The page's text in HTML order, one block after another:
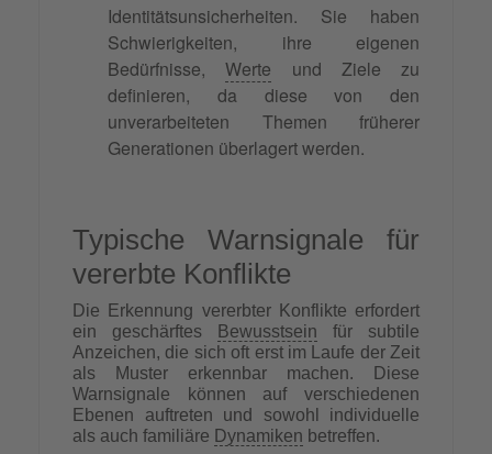
Identitätsunsicherheiten. Sie haben
Schwierigkeiten, ihre eigenen
Bedürfnisse,Werte und Ziele zu
definieren, da diese von den
unverarbeiteten Themen früherer
Generationen überlagert werden.
Typische Warnsignale für
vererbte Konflikte
Die Erkennung vererbter Konflikte erfordert
ein geschärftes
Bewusstsein für subtile
Anzeichen, die sich oft erst im Laufe der Zeit
als Muster erkennbar machen. Diese
Warnsignale können auf verschiedenen
Ebenen auftreten und sowohl individuelle
als auch familiäre Dynamiken betreffen.